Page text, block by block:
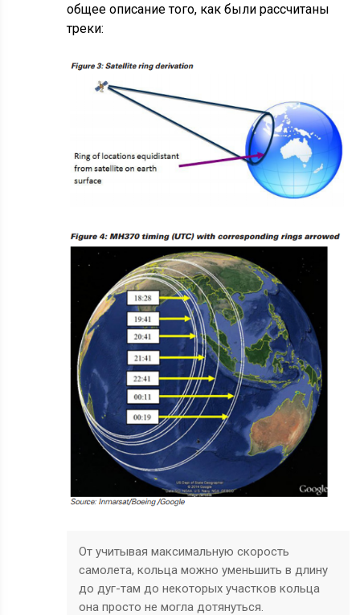
общее описание того, как были рассчитаны
треки:
От учитывая максимальную скорость
самолета, кольца можно уменьшить в длину
до дуг-там до некоторых участков кольца
она просто не могла дотянуться.